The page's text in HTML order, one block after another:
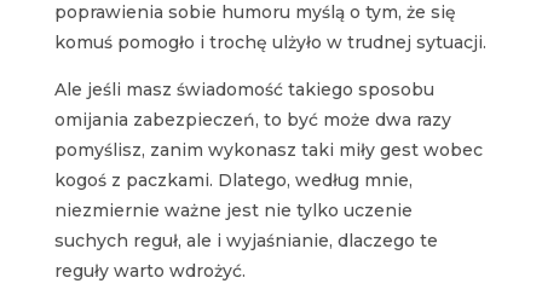
poprawienia sobie humoru myślą o tym, że się
komuś pomogło i trochę ulżyło w trudnej sytuacji.
Ale jeśli masz świadomość takiego sposobu
omijania zabezpieczeń, to być może dwa razy
pomyślisz, zanim wykonasz taki miły gest wobec
kogoś z paczkami. Dlatego, według mnie,
niezmiernie ważne jest nie tylko uczenie
suchych reguł, ale i wyjaśnianie, dlaczego te
reguły warto wdrożyć.